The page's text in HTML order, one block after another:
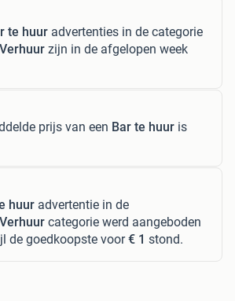
te huur advertenties in de categorie
zijn in de afgelopen week
prijs van een Bar te huur is
huur advertentie in de
categorie werd aangeboden
de goedkoopste voor€ 1 stond.